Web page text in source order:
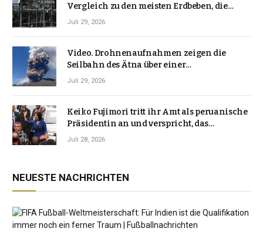
Vergleich zu den meisten Erdbeben, die
Japan erschütterten, ungewöhnlich ist
Juli 29, 2026
Video. Drohnenaufnahmen zeigen die
Seilbahn des Ätna über einer
Vulkanlandschaft
Juli 29, 2026
Keiko Fujimori tritt ihr Amt als peruanische
Präsidentin an und verspricht, das
Jahrzehnt der Instabilität zu beenden
Juli 28, 2026
NEUESTE NACHRICHTEN